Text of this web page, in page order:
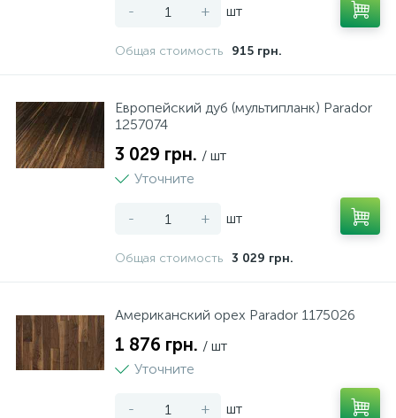
- + шт
Общая стоимость 915 грн.
Европейский дуб (мультипланк) Parador
1257074
3 029 грн. / шт
Уточните
- + шт
Общая стоимость 3 029 грн.
Американский орех Parador 1175026
1 876 грн. / шт
Уточните
- + шт